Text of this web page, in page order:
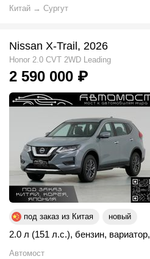
Китай → Сургут
Nissan X-Trail, 2026
Honor 2.0 CVT 2WD Leading
2 590 000 ₽
под заказ из Китая новый
2.0 л (151 л.с.), бензин, вариатор,
Автомост